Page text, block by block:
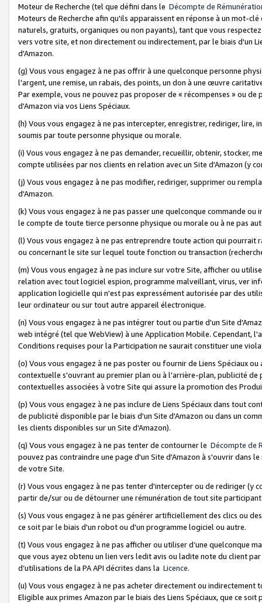
Moteur de Recherche (tel que défini dans le Décompte de
Moteurs de Recherche afin qu'ils apparaissent en réponse à un mot-
naturels, gratuits, organiques ou non payants), tant que vous
vers votre site, et non directement ou indirectement, par le biais d'un
d'Amazon.
(g) Vous vous engagez à ne pas offrir à une quelconque personne
l'argent, une remise, un rabais, des points, un don à une œuvre
Par exemple, vous ne pouvez pas proposer de « récompenses » ou
d'Amazon via vos Liens Spéciaux.
(h) Vous vous engagez à ne pas intercepter, enregistrer, rediriger,
soumis par toute personne physique ou morale.
(i) Vous vous engagez à ne pas demander, recueillir, obtenir, stocker,
compte utilisées par nos clients en relation avec un Site d'Amazon (y
(j) Vous vous engagez à ne pas modifier, rediriger, supprimer ou
d'Amazon.
(k) Vous vous engagez à ne pas passer une quelconque commande
le compte de toute tierce personne physique ou morale ou à ne pas
(l) Vous vous engagez à ne pas entreprendre toute action qui
ou concernant le site sur lequel toute fonction ou transaction
(m) Vous vous engagez à ne pas inclure sur votre Site, afficher ou
relation avec tout logiciel espion, programme malveillant, virus, ver
application logicielle qui n'est pas expressément autorisée par des
leur ordinateur ou sur tout autre appareil électronique.
(n) Vous vous engagez à ne pas intégrer tout ou partie d'un Site
web intégré (tel que WebView) à une Application Mobile. Cependant,
Conditions requises pour la Participation ne saurait constituer une
(o) Vous vous engagez à ne pas poster ou fournir de Liens Spéciaux
contextuelle s'ouvrant au premier plan ou à l'arrière-plan, publicité
contextuelles associées à votre Site qui assure la promotion des
(p) Vous vous engagez à ne pas inclure de Liens Spéciaux dans tout
de publicité disponible par le biais d'un Site d'Amazon ou dans un
les clients disponibles sur un Site d'Amazon).
(q) Vous vous engagez à ne pas tenter de contourner le Décompte de
pouvez pas contraindre une page d'un Site d'Amazon à s'ouvrir dans
de votre Site.
(r) Vous vous engagez à ne pas tenter d'intercepter ou de rediriger
partir de/sur ou de détourner une rémunération de tout site
(s) Vous vous engagez à ne pas générer artificiellement des clics ou
ce soit par le biais d'un robot ou d'un programme logiciel ou autre.
(t) Vous vous engagez à ne pas afficher ou utiliser d’une quelconque
que vous ayez obtenu un lien vers ledit avis ou ladite note du client
d’utilisations de la PA API décrites dans la Licence.
(u) Vous vous engagez à ne pas acheter directement ou
Eligible aux primes Amazon par le biais des Liens Spéciaux, que ce